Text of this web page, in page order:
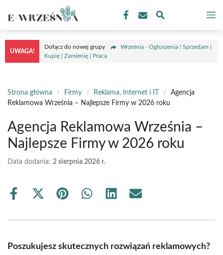
treści
UWAGA!
Dołącz do nowej grupy
Września - Ogłoszenia | Sprzedam |
Kupię | Zamienię | Praca
Strona główna / Firmy / Reklama, Internet i IT /
Agencja
Reklamowa Września – Najlepsze Firmy w 2026 roku
Agencja Reklamowa Września –
Najlepsze Firmy w 2026 roku
Data dodania: 2 sierpnia 2026 r.
Share
Share
(Twitter)
Share Share Share Share
Poszukujesz skutecznych rozwiązań reklamowych?